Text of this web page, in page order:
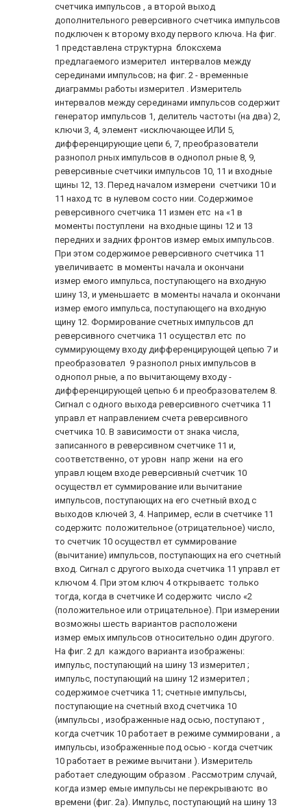
счетчика импульсов , а второй выход
дополнительного реверсивного счетчика импульсов
подключен к второму входу первого ключа. На фиг.
1 представлена структурна блоксхема
предлагаемого измерител интервалов между
серединами импульсов; на фиг. 2 - временные
диаграммы работы измерител . Измеритель
интервалов между серединами импульсов содержит
генератор импульсов 1, делитель частоты (на два) 2,
ключи 3, 4, элемент «исключающее ИЛИ 5,
дифференцирующие цепи 6, 7, преобразователи
разнопол рных импульсов в однопол рные 8, 9,
реверсивные счетчики импульсов 10, 11 и входные
щины 12, 13. Перед началом измерени счетчики 10 и
11 наход тс в нулевом состо нии. Содержимое
реверсивного счетчика 11 измен етс на «1 в
моменты поступлени на входные щины 12 и 13
передних и задних фронтов измер емых импульсов.
При этом содержимое реверсивного счетчика 11
увеличиваетс в моменты начала и окончани
измер емого импульса, поступающего на входную
шину 13, и уменьшаетс в моменты начала и окончани
измер емого импульса, поступающего на входную
щину 12. Формирование счетных импульсов дл
реверсивного счетчика 11 осуществл етс по
суммирующему входу дифференцирующей цепью 7 и
преобразовател 9 разнопол рных импульсов в
однопол рные, а по вычитающему входу -
дифференцирующей цепью 6 и преобразователем 8.
Сигнал с одного выхода реверсивного счетчика 11
управл ет направлением счета реверсивного
счетчика 10. В зависимости от знака числа,
записанного в реверсивном счетчике 11 и,
соответственно, от уровн напр жени на его
управл ющем входе реверсивный счетчик 10
осуществл ет суммирование или вычитание
импульсов, поступающих на его счетный вход с
выходов ключей 3, 4. Например, если в счетчике 11
содержитс положительное (отрицательное) число,
то счетчик 10 осуществл ет суммирование
(вычитание) импульсов, поступающих на его счетный
вход. Сигнал с другого выхода счетчика 11 управл ет
ключом 4. При этом ключ 4 открываетс только
тогда, когда в счетчике И содержитс число «2
(положительное или отрицательное). При измерении
возможны шесть вариантов расположени
измер емых импульсов относительно один другого.
На фиг. 2 дл каждого варианта изображены:
импульс, поступающий на шину 13 измерител ;
импульс, поступающий на шину 12 измерител ;
содержимое счетчика 11; счетные импульсы,
поступающие на счетный вход счетчика 10
(импульсы , изображенные над осью, поступают ,
когда счетчик 10 работает в режиме суммировани , а
импульсы, изображенные под осью - когда счетчик
10 работает в режиме вычитани ). Измеритель
работает следующим образом . Рассмотрим случай,
когда измер емые импульсы не перекрываютс во
времени (фиг. 2а). Импульс, поступающий на шину 13